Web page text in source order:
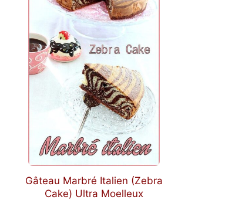
Gâteau Marbré Italien (Zebra
Cake) Ultra Moelleux